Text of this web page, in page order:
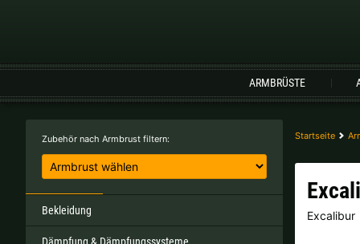
ARMBRÜSTE
Zubehör nach Armbrust filtern:
Bekleidung
Startseite
Excalibur
Belgien | лв
Italien |€ Kroatien | kn
Portugal |